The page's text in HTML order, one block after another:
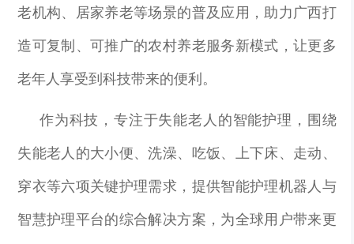
老机构、居家养老等场景的普及应用，助力广西打
造可复制、可推广的农村养老服务新模式，让更多
老年人享受到科技带来的便利。
作为科技，专注于失能老人的智能护理，围绕
失能老人的大小便、洗澡、吃饭、上下床、走动、
穿衣等六项关键护理需求，提供智能护理机器人与
智慧护理平台的综合解决方案，为全球用户带来更